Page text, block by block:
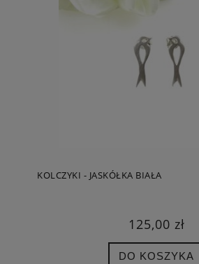
KOLCZYKI - JASKÓŁKA BIAŁA
125,00 zł
DO KOSZYKA